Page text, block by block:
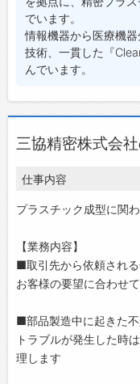
でいます。
情報機器から医療機
技術、一貫した『
んでいます。
三協精密株式会
仕事内容
プラスチック成型に関
【業務内容】
■取引先から依頼され
お客様の要望に合わせ
■部品製造中に起きた
トラブルが発生した時
理します